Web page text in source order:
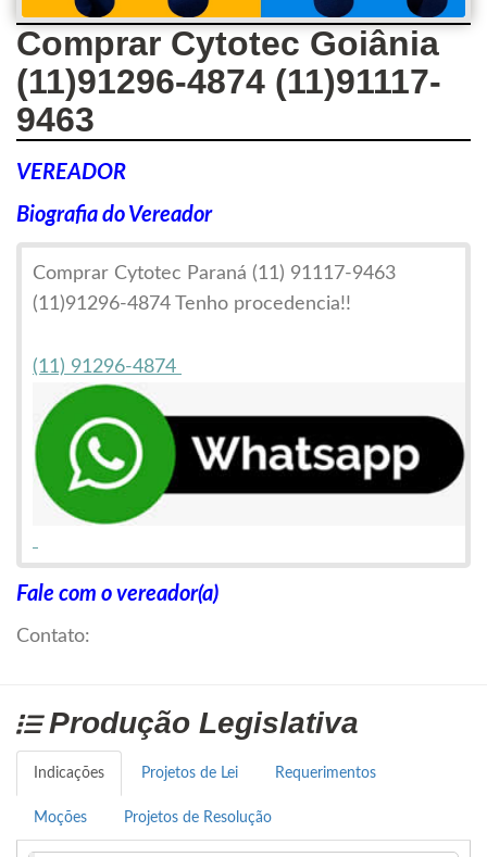
Comprar Cytotec Goiânia
(11)91296-4874 (11)91117-
9463
VEREADOR
Biografia do Vereador
Comprar Cytotec Paraná (11) 91117-9463
(11)91296-4874 Tenho procedencia!!
(11) 91296-4874
(11) 91117-9463
Envio via Sedex para todo o Brasil! #CITOTECSP
#MISOPROSTOLBRASIL
#MISOPROSTOL200MCG #CITOTECORIGINAL
Fale com o vereador(a)
Contato:
Produção Legislativa
Indicações Projetos de Lei Requerimentos
Moções Projetos de Resolução